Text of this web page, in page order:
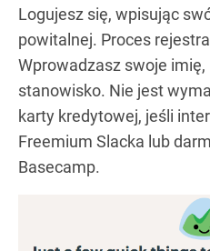
Logujesz się, wpisując
powitalnej. Proces
Wprowadzasz swoje
stanowisko. Nie jest
karty kredytowej, jeśli
Freemium Slacka lub
Basecamp.